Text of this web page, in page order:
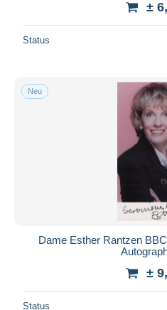
±
Status
Neu
Dame Esther Rantzen
±
Status